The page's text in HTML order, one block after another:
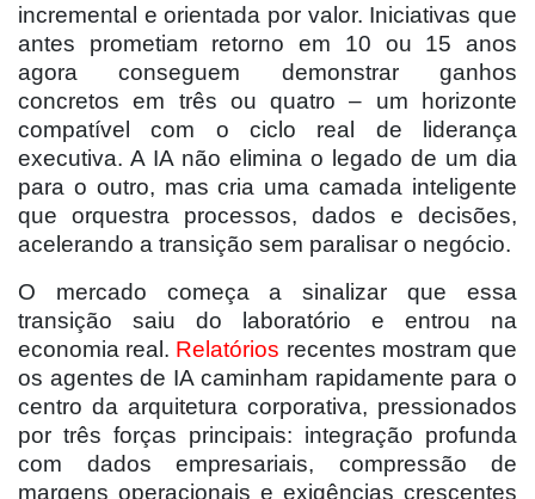
incremental e orientada por valor. Iniciativas que
antes prometiam retorno em 10 ou 15 anos
agora conseguem demonstrar ganhos
concretos em três ou quatro – um horizonte
compatível com o ciclo real de liderança
executiva. A IA não elimina o legado de um dia
para o outro, mas cria uma camada inteligente
que orquestra processos, dados e decisões,
acelerando a transição sem paralisar o negócio.
O mercado começa a sinalizar que essa
transição saiu do laboratório e entrou na
economia real. Relatórios recentes mostram que
os agentes de IA caminham rapidamente para o
centro da arquitetura corporativa, pressionados
por três forças principais: integração profunda
com dados empresariais, compressão de
margens operacionais e exigências crescentes